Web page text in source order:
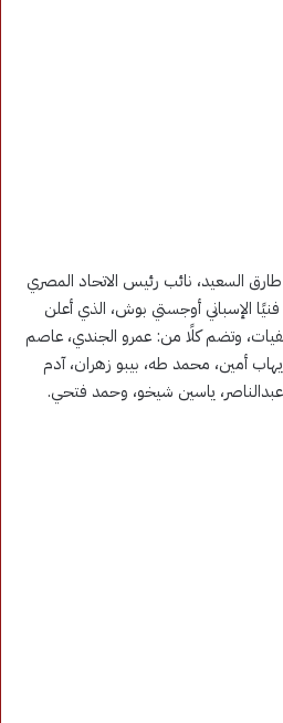
السعيد، نائب رئيس الاتحاد المصري
الإسباني أوجستي بوش، الذي أعلن
وتضم كلًا من: عمرو الجندي، عاصم
أمين، محمد طه، بيبو زهران، آدم
ياسين شيخو، وحمد فتحي.